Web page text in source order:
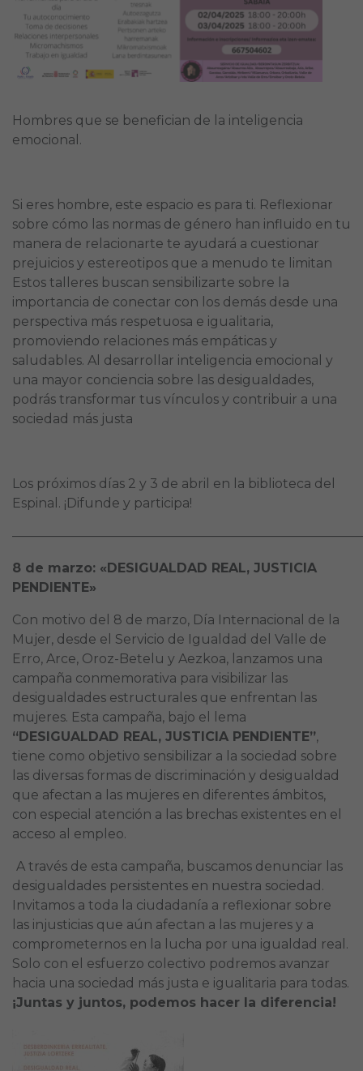
Hombres que se benefician de la inteligencia
emocional.
Si eres hombre, este espacio es para ti. Reflexionar
sobre cómo las normas de género han influido en tu
manera de relacionarte te ayudará a cuestionar
prejuicios y estereotipos que a menudo te limitan
Estos talleres buscan sensibilizarte sobre la
importancia de conectar con los demás desde una
perspectiva más respetuosa e igualitaria,
promoviendo relaciones más empáticas y
saludables. Al desarrollar inteligencia emocional y
una mayor conciencia sobre las desigualdades,
podrás transformar tus vínculos y contribuir a una
sociedad más justa
Los próximos días 2 y 3 de abril en la biblioteca del
Espinal. ¡Difunde y participa!
8 de marzo: «DESIGUALDAD REAL, JUSTICIA
PENDIENTE»
Con motivo del 8 de marzo, Día Internacional de la
Mujer, desde el Servicio de Igualdad del Valle de
Erro, Arce, Oroz-Betelu y Aezkoa, lanzamos una
campaña conmemorativa para visibilizar las
desigualdades estructurales que enfrentan las
mujeres. Esta campaña, bajo el lema
“DESIGUALDAD REAL, JUSTICIA PENDIENTE”,
tiene como objetivo sensibilizar a la sociedad sobre
las diversas formas de discriminación y desigualdad
que afectan a las mujeres en diferentes ámbitos,
con especial atención a las brechas existentes en el
acceso al empleo.
A través de esta campaña, buscamos denunciar las
desigualdades persistentes en nuestra sociedad.
Invitamos a toda la ciudadanía a reflexionar sobre
las injusticias que aún afectan a las mujeres y a
comprometernos en la lucha por una igualdad real.
Solo con el esfuerzo colectivo podremos avanzar
hacia una sociedad más justa e igualitaria para todas.
¡Juntas y juntos, podemos hacer la diferencia!